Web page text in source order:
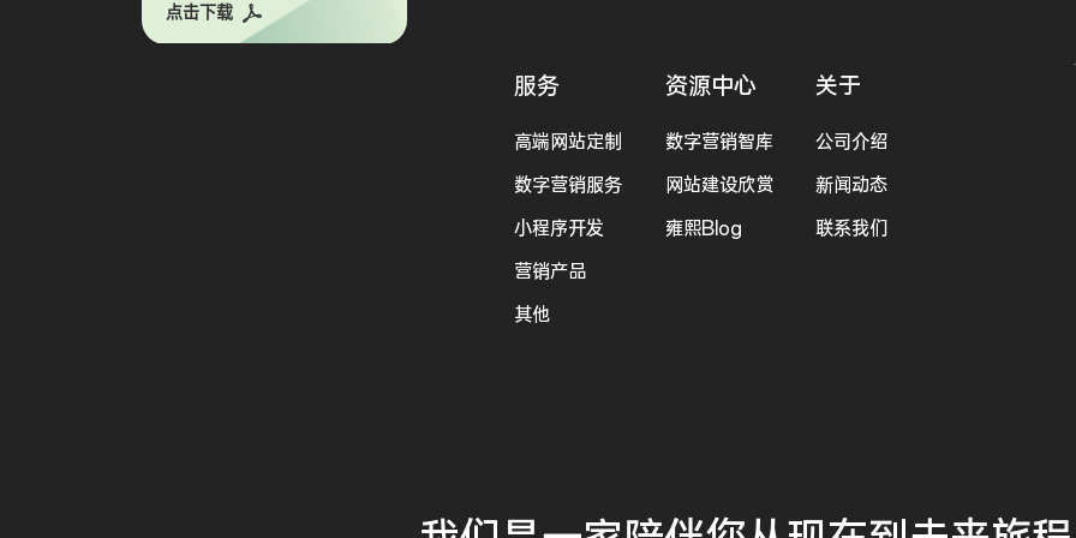
点击下载
服务
高端网站定制
数字营销服务
小程序开发
营销产品
其他
资源中心
数字营销智库
网站建设欣赏
雍熙Blog
关于
公司介绍
新闻动态
联系我们